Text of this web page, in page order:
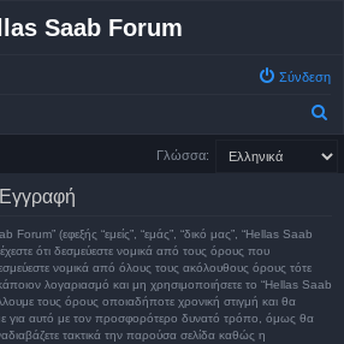
Saab Forum
Σύνδεση
η
Γλώσσα:
(εφεξής “εμείς”, “εμάς”, “δικό μας”, “Hellas Saab
ότι δεσμεύεστε νομικά από τους όρους που
νομικά από όλους τους ακόλουθους όρους τότε
λογαριασμό και μη χρησιμοποιήσετε το “Hellas Saab
τους όρους οποιαδήποτε χρονική στιγμή και θα
για αυτό με τον προσφορότερο δυνατό τρόπο, όμως θα
τακτικά την παρούσα σελίδα καθώς η